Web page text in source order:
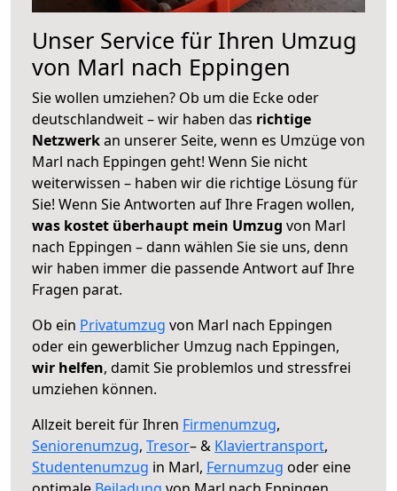
Unser Service für Ihren Umzug
von Marl nach Eppingen
Sie wollen umziehen? Ob um die Ecke oder
deutschlandweit – wir haben das richtige
Netzwerkan unserer Seite, wenn es Umzüge von
Marl nach Eppingen geht! Wenn Sie nicht
weiterwissen – haben wir die richtige Lösung für
Sie! Wenn Sie Antworten auf Ihre Fragen wollen,
was kostet überhaupt mein Umzug von Marl
nach Eppingen – dann wählen Sie sie uns, denn
wir haben immer die passende Antwort auf Ihre
Fragen parat.
Ob ein Privatumzug von Marl nach Eppingen
oder ein gewerblicher Umzug nach Eppingen,
wir helfen, damit Sie problemlos und stressfrei
umziehen können.
Allzeit bereit für Ihren Firmenumzug,
Seniorenumzug, Tresor– & Klaviertransport,
Studentenumzug in Marl, Fernumzug oder eine